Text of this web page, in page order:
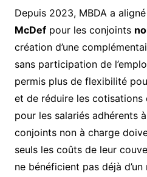
Depuis 2023, MBDA a
McDefpour les conjoints
création d’une
sans participation de
permis plus de flexibilité
et de réduire les
pour les salariés adhérents à
conjoints non à charge
seuls les coûts de leur
ne bénéficient pas déjà